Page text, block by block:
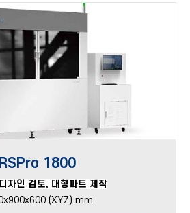
RSPro 1800
자인 검토, 대형파트 제작
(XYZ) mm